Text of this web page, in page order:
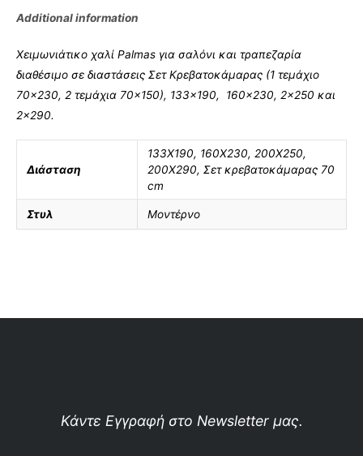
Additional information
Χειμωνιάτικο χαλί Palmas για σαλόνι και τραπεζαρία
διαθέσιμο σε διαστάσεις Σετ Κρεβατοκάμαρας (1 τεμάχιο
70×230, 2 τεμάχια 70×150), 133×190, 160×230, 2×250 και
2×290.
Διάσταση
133Χ190, 160X230, 200X250,
200X290,Σετ κρεβατοκάμαρας 70
cm
Στυλ Μοντέρνο
Κάντε Εγγραφή στο Newsletter μας.